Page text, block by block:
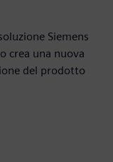
Siemens
crea una nuova
del prodotto